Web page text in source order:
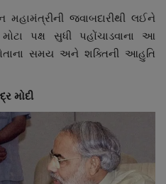
જવાબદારીથી લઈને
પક્ષ સુધી પહોંચાડવાના આ
સમય અને શક્તિની આહુતિ
મોદી